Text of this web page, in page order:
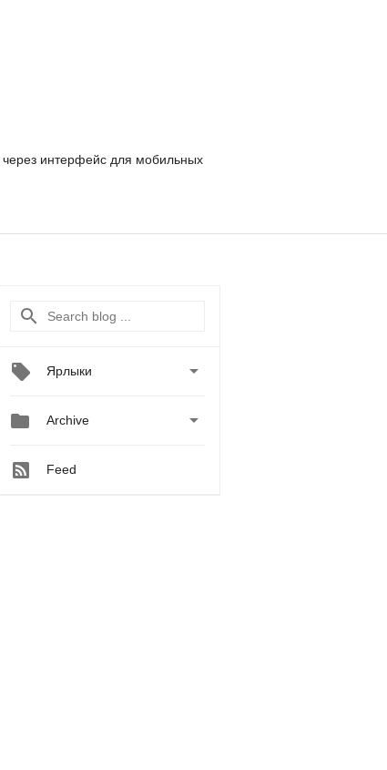
через интерфейс для мобильных
Ярлыки 
 Archive 
Feed